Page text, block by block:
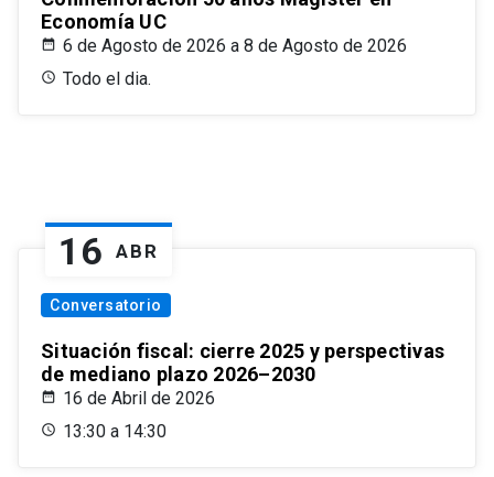
Economía UC
6 de Agosto de 2026 a 8 de Agosto de 2026
Todo el dia.
16 ABR
Conversatorio
Situación fiscal: cierre 2025 y perspectivas
de mediano plazo 2026–2030
16 de Abril de 2026
13:30 a 14:30